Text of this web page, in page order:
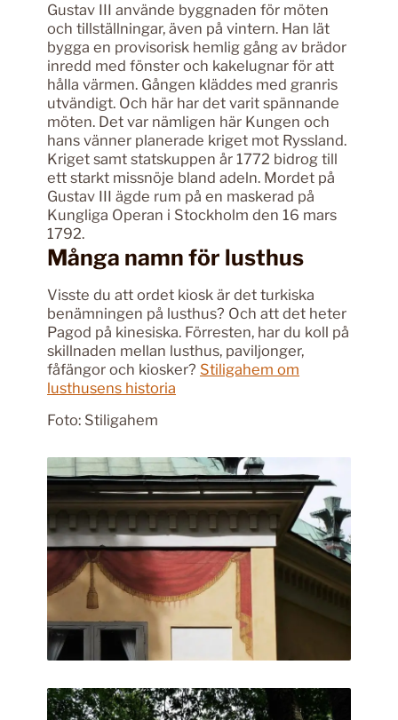
Gustav III använde byggnaden för möten
och tillställningar, även på vintern. Han lät
bygga en provisorisk hemlig gång av brädor
inredd med fönster och kakelugnar för att
hålla värmen. Gången kläddes med granris
utvändigt. Och här har det varit spännande
möten. Det var nämligen här Kungen och
hans vänner planerade kriget mot Ryssland.
Kriget samt statskuppen år 1772 bidrog till
ett starkt missnöje bland adeln. Mordet på
Gustav III ägde rum på en maskerad på
Kungliga Operan i Stockholm den 16 mars
1792.
Många namn för lusthus
Visste du att ordet kiosk är det turkiska
benämningen på lusthus? Och att det heter
Pagod på kinesiska. Förresten, har du koll på
skillnaden mellan lusthus, paviljonger,
fåfängor och kiosker? Stiligahem om
lusthusens historia
Foto: Stiligahem